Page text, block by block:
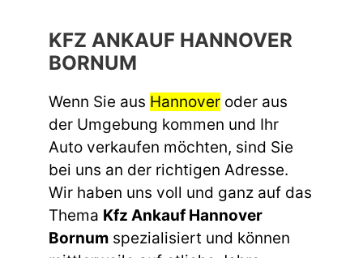
KFZ ANKAUF HANNOVER
BORNUM
Wenn Sie aus Hannover oder aus
der Umgebung kommen und Ihr
Auto verkaufen möchten, sind Sie
bei uns an der richtigen Adresse.
Wir haben uns voll und ganz auf das
Thema Kfz Ankauf Hannover
Bornum spezialisiert und können